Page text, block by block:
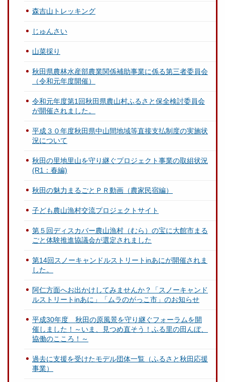
森吉山トレッキング
じゅんさい
山菜採り
秋田県農林水産部農業関係補助事業に係る第三者委員会
（令和元年度開催）
令和元年度第1回秋田県農山村ふるさと保全検討委員会
が開催されました。
平成３０年度秋田県中山間地域等直接支払制度の実施状
況について
秋田の里地里山を守り継ぐプロジェクト事業の取組状況
(R1：春編)
秋田の魅力まるごとＰＲ動画（農家民宿編）
子ども農山漁村交流プロジェクトサイト
第５回ディスカバー農山漁村（むら）の宝に大館市まる
ごと体験推進協議会が選定されました
第14回スノーキャンドルストリートinあにが開催されま
した。
阿仁方面へお出かけしてみませんか？「スノーキャンド
ルストリートinあに」「ムラのがっこ市」のお知らせ
平成30年度 秋田の原風景を守り継ぐフォーラムを開
催しました！～いま、見つめ直そう！ふる里の田んぼ、
協働のこころ！～
過去に支援を受けたモデル団体一覧（ふるさと秋田応援
事業）